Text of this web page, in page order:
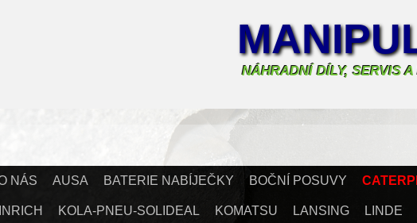
NÁHRADNÍ DÍLY, SERVIS
NÁS AUSA BATERIE NABÍJEČKY BOČNÍ POSUVY
KOLA-PNEU-SOLIDEAL KOMATSU LANSING LINDE